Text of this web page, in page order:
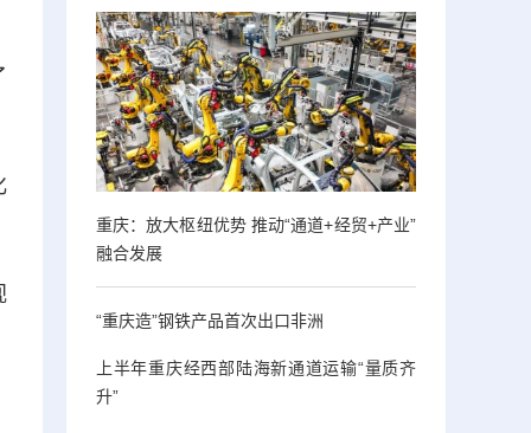
重庆：放大枢纽优势 推动“通道+经贸+产业”
融合发展
“重庆造”钢铁产品首次出口非洲
上半年重庆经西部陆海新通道运输“量质齐
升”